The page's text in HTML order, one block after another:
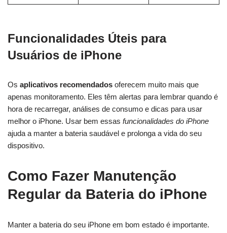
Funcionalidades Úteis para
Usuários de iPhone
Os aplicativos recomendados oferecem muito mais que
apenas monitoramento. Eles têm alertas para lembrar quando é
hora de recarregar, análises de consumo e dicas para usar
melhor o iPhone. Usar bem essas funcionalidades do iPhone
ajuda a manter a bateria saudável e prolonga a vida do seu
dispositivo.
Como Fazer Manutenção
Regular da Bateria do iPhone
Manter a bateria do seu iPhone em bom estado é importante.